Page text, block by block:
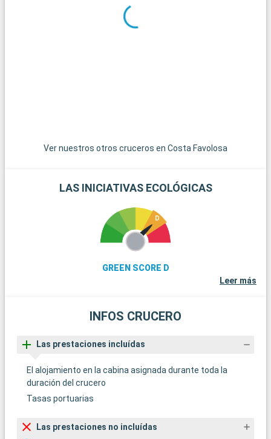
A las afueras de Hamburgo, Lübeck, ciudad hanseática
situada a unos 60 kilómetros, es famosa por su centro
medieval y su tradicional mazapán. Los amantes de la
Ver nuestros otros cruceros en Costa Favolosa
LAS INICIATIVAS ECOLÓGICAS
GREEN SCORE D
Leer más
INFOS CRUCERO
Las prestaciones incluídas
El alojamiento en la cabina asignada durante toda la
duración del crucero
Tasas portuarias
Las prestaciones no incluídas